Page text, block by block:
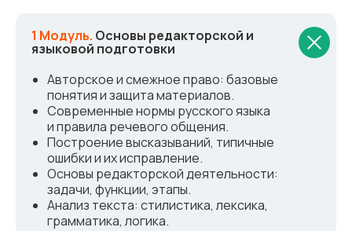
1 Модуль. Основы редакторской и
языковой подготовки
Авторское и смежное право: базовые
понятия и защита материалов.
Современные нормы русского языка
и правила речевого общения.
Построение высказываний, типичные
ошибки и их исправление.
Основы редакторской деятельности:
задачи, функции, этапы.
Анализ текста: стилистика, лексика,
грамматика, логика.